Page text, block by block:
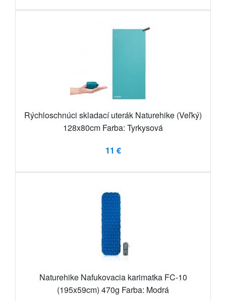
Rýchloschnúci skladací uterák Naturehike (Veľký)
128x80cm Farba: Tyrkysová
11 €
Naturehike Nafukovacia karimatka FC-10
(195x59cm) 470g Farba: Modrá